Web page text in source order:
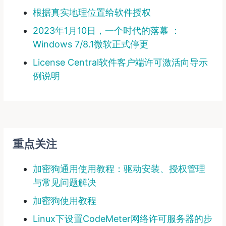
根据真实地理位置给软件授权
2023年1月10日，一个时代的落幕 ：
Windows 7/8.1微软正式停更
License Central软件客户端许可激活向导示
例说明
重点关注
加密狗通用使用教程：驱动安装、授权管理
与常见问题解决
加密狗使用教程
Linux下设置CodeMeter网络许可服务器的步